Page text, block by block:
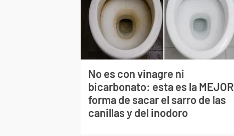
No es con vinagre ni
bicarbonato: esta es la MEJOR
forma de sacar el sarro de las
canillas y del inodoro